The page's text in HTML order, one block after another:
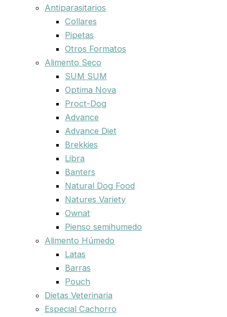
Antiparasitarios
Collares
Pipetas
Otros Formatos
Alimento Seco
SUM SUM
Optima Nova
Proct-Dog
Advance
Advance Diet
Brekkies
Libra
Banters
Natural Dog Food
Natures Variety
Ownat
Pienso semihumedo
Alimento Húmedo
Latas
Barras
Pouch
Dietas Veterinaria
Especial Cachorro